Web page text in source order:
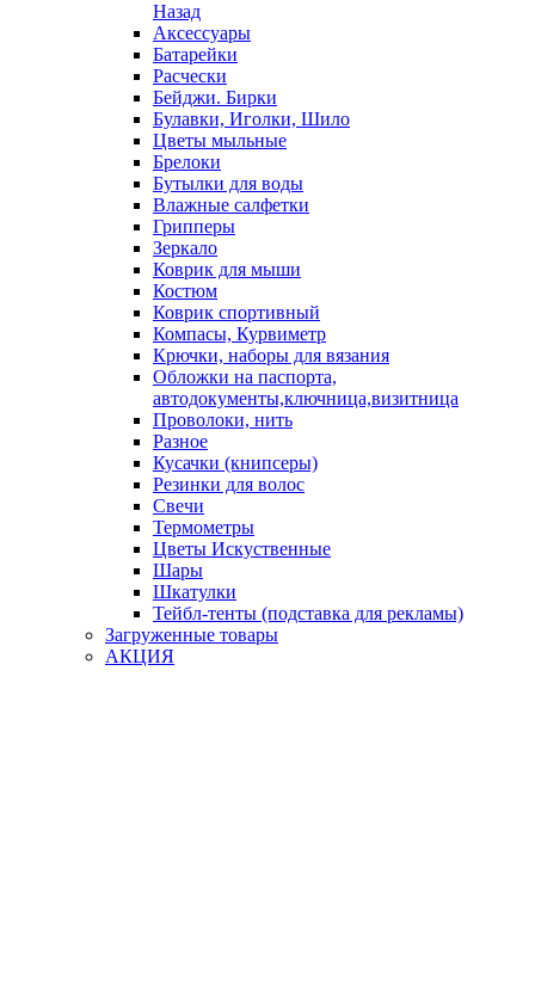
Назад
Аксессуары
Батарейки
Расчески
Бейджи. Бирки
Булавки, Иголки, Шило
Цветы мыльные
Брелоки
Бутылки для воды
Влажные салфетки
Грипперы
Зеркало
Коврик для мыши
Костюм
Коврик спортивный
Компасы, Курвиметр
Крючки, наборы для вязания
Обложки на паспорта,
автодокументы,ключница,визитница
Проволоки, нить
Разное
Кусачки (книпсеры)
Резинки для волос
Свечи
Термометры
Цветы Искуственные
Шары
Шкатулки
Тейбл-тенты (подставка для рекламы)
Загруженные товары
АКЦИЯ